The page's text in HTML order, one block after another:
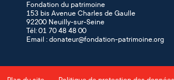
Fondation du patrimoine
153 bis Avenue Charles de Gaulle
92200 Neuilly-sur-Seine
Tél: 01 70 48 48 00
Email : donateur@fondation-patrimoine.org